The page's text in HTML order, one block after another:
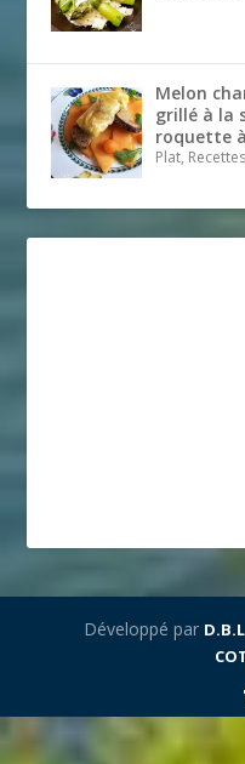
Melon
grillé à la
roquette à
Plat, Recettes
Développé par